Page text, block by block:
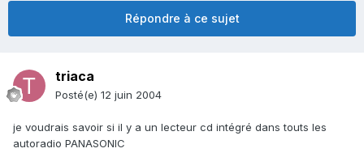
Répondre à ce sujet
triaca
Posté(e) 12 juin 2004
je voudrais savoir si il y a un lecteur cd intégré dans touts les
autoradio PANASONIC